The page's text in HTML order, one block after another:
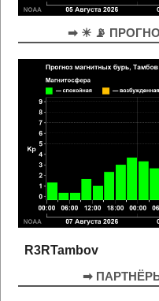
➡ ☀ 📡
R3RTambov
➡ ПАРТНЁРЫ